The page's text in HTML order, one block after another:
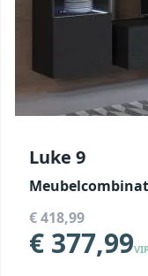
Luke 9
€ 418,99
€ 377,99